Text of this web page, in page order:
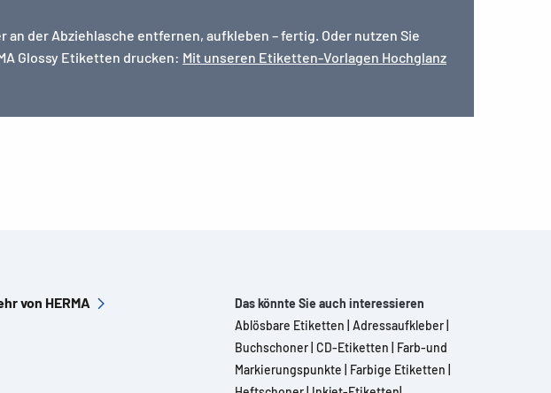
der Abziehlasche entfernen, aufkleben – fertig. Oder nutzen Sie
Glossy Etiketten drucken: Mit unseren Etiketten-Vorlagen Hochglanz
von HERMA
Das könnte Sie auch interessieren
Ablösbare Etiketten Adressaufkleber
Buchschoner CD-Etiketten
Farb-und
Markierungspunkte
Farbige Etiketten